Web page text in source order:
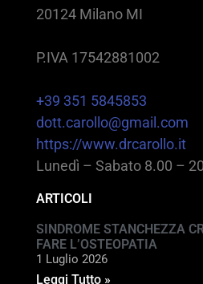
20124 Milano MI
P.IVA 17542881002
+39 351 5845853
dott.carollo@gmail.com
https://www.drcarollo.it
Lunedì – Sabato 8.00 –
ARTICOLI
SINDROME STANCHEZZA
FARE L’OSTEOPATIA
1 Luglio 2026
Leggi Tutto »